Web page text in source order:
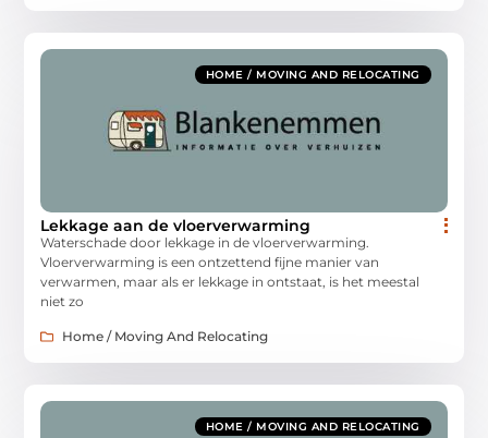
HOME / MOVING AND RELOCATING
Lekkage aan de vloerverwarming
Waterschade door lekkage in de vloerverwarming.
Vloerverwarming is een ontzettend fijne manier van
verwarmen, maar als er lekkage in ontstaat, is het meestal
niet zo
Home / Moving And Relocating
HOME / MOVING AND RELOCATING